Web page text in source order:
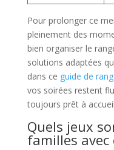
Pour prolonger ce
pleinement des
bien organiser le
solutions adaptées
dans ce guide de
vos soirées restent
toujours prêt à
Quels jeux
familles